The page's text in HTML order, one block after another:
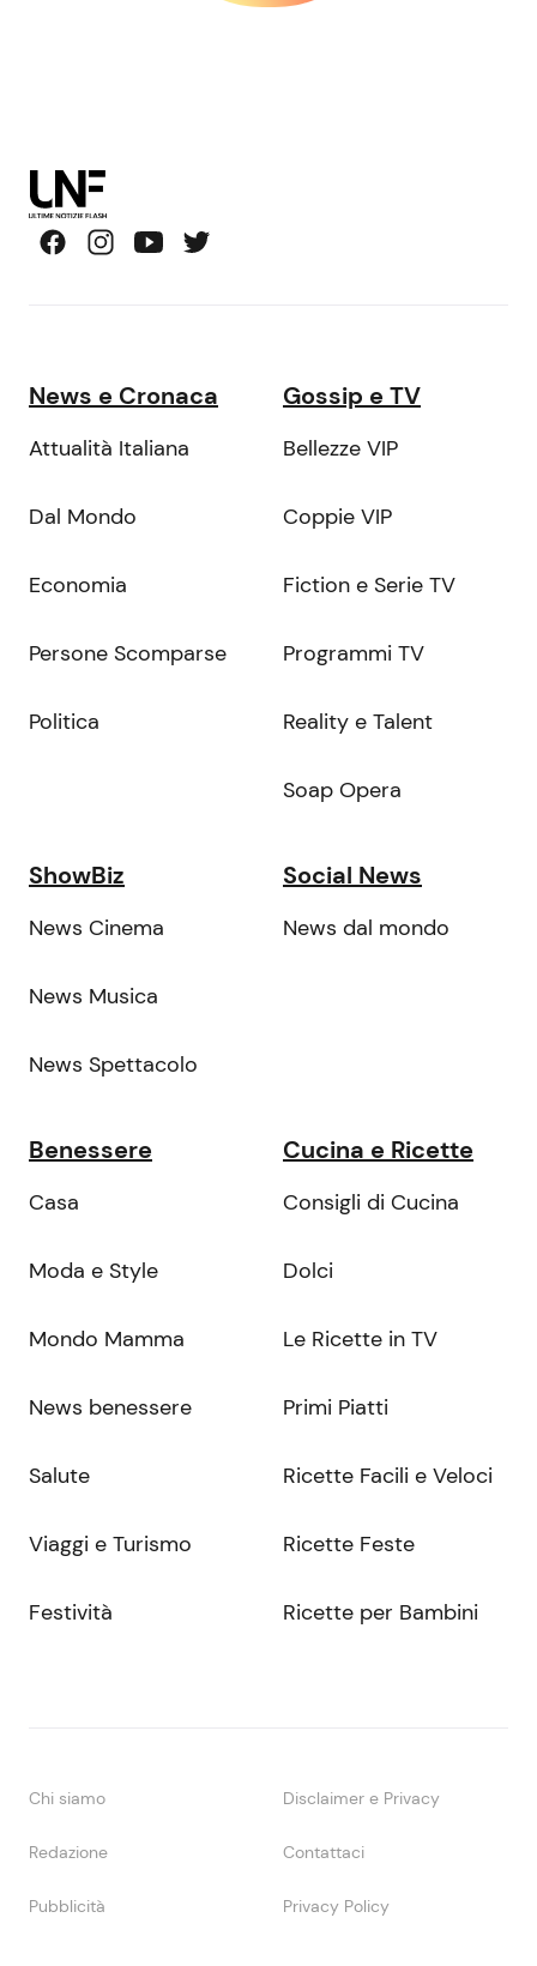
News e Cronaca
Attualità Italiana
Dal Mondo
Economia
Persone Scomparse
Politica
Gossip e TV
Bellezze VIP
Coppie VIP
Fiction e Serie TV
Programmi TV
Reality e Talent
Soap Opera
ShowBiz
News Cinema
News Musica
News Spettacolo
Social News
News dal mondo
Benessere
Casa
Moda e Style
Mondo Mamma
News benessere
Salute
Viaggi e Turismo
Festività
Cucina e Ricette
Consigli di Cucina
Dolci
Le Ricette in TV
Primi Piatti
Ricette Facili e Veloci
Ricette Feste
Ricette per Bambini
Chi siamo Disclaimer e Privacy
Redazione Contattaci
Pubblicità Privacy Policy